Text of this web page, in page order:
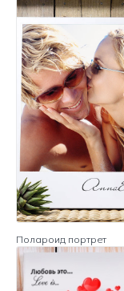
Полароид портрет